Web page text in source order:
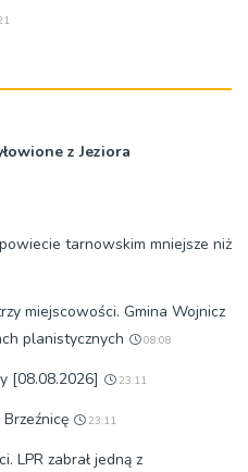
z Jeziora
tarnowskim mniejsze niż
miejscowości. Gmina Wojnicz
planistycznych
08:08
[08.08.2026] 23:11
23:11
LPR zabrał jedną z